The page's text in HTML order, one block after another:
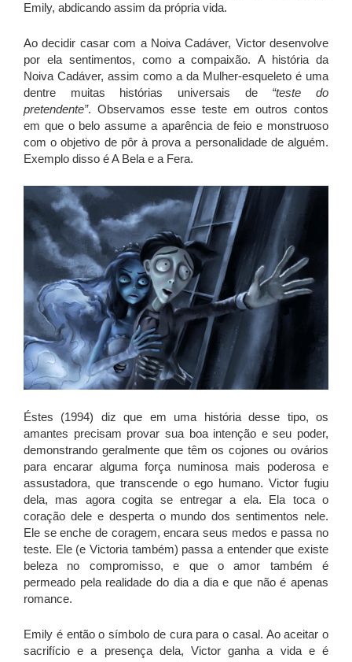
Emily, abdicando assim da própria vida.
Ao decidir casar com a Noiva Cadáver, Victor desenvolve
por ela sentimentos, como a compaixão. A história da
Noiva Cadáver, assim como a da Mulher-esqueleto é uma
dentre muitas histórias universais de“teste do
pretendente”. Observamos esse teste em outros contos
em que o belo assume a aparência de feio e monstruoso
com o objetivo de pôr à prova a personalidade de alguém.
Exemplo disso é A Bela e a Fera.
Éstes (1994) diz que em uma história desse tipo, os
amantes precisam provar sua boa intenção e seu poder,
demonstrando geralmente que têm os cojones ou ovários
para encarar alguma força numinosa mais poderosa e
assustadora, que transcende o ego humano. Victor fugiu
dela, mas agora cogita se entregar a ela. Ela toca o
coração dele e desperta o mundo dos sentimentos nele.
Ele se enche de coragem, encara seus medos e passa no
teste. Ele (e Victoria também) passa a entender que existe
beleza no compromisso, e que o amor também é
permeado pela realidade do dia a dia e que não é apenas
romance.
Emily é então o símbolo de cura para o casal. Ao aceitar o
sacrifício e a presença dela, Victor ganha a vida e é